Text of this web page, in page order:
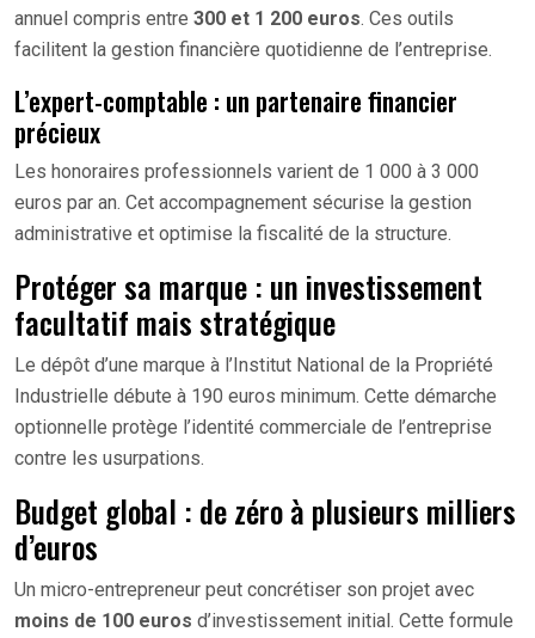
annuel compris entre 300 et 1 200 euros. Ces outils
facilitent la gestion financière quotidienne de l’entreprise.
L’expert-comptable : un partenaire financier
précieux
Les honoraires professionnels varient de 1 000 à 3 000
euros par an. Cet accompagnement sécurise la gestion
administrative et optimise la fiscalité de la structure.
Protéger sa marque : un investissement
facultatif mais stratégique
Le dépôt d’une marque à l’Institut National de la Propriété
Industrielle débute à 190 euros minimum. Cette démarche
optionnelle protège l’identité commerciale de l’entreprise
contre les usurpations.
Budget global : de zéro à plusieurs milliers
d’euros
Un micro-entrepreneur peut concrétiser son projet avec
moins de 100 euros d’investissement initial. Cette formule